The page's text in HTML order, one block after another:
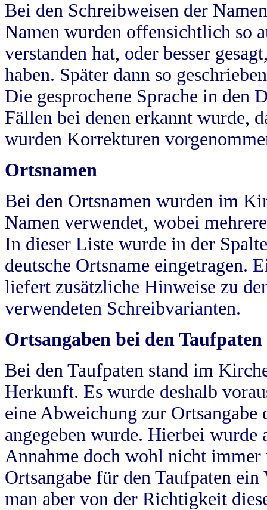
Bei den Schreibweisen der
Namen wurden offensichtlich so
verstanden hat, oder besser
haben. Später dann so
Die gesprochene Sprache in
Fällen bei denen erkannt wurde,
wurden Korrekturen
Ortsnamen
Bei den Ortsnamen wurden im
Namen verwendet, wobei
In dieser Liste wurde in der
deutsche Ortsname eingetragen.
liefert zusätzliche Hinweise zu
verwendeten Schreibvarianten.
Ortsangaben bei den Taufpaten
Bei den Taufpaten stand im
Herkunft. Es wurde deshalb
eine Abweichung zur
angegeben wurde. Hierbei wurde
Annahme doch wohl nicht
Ortsangabe für den Taufpaten
man aber von der Richtigkeit